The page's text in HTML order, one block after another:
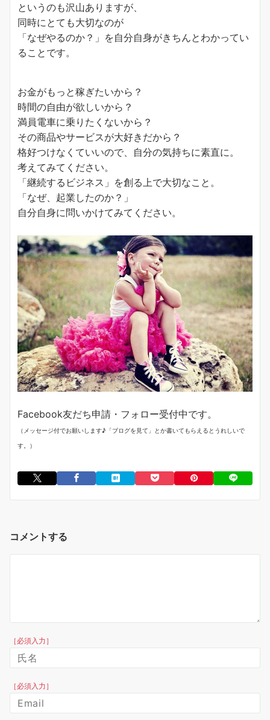
というのも沢山ありますが、
同時にとても大切なのが
「なぜやるのか？」を自分自身がきちんとわかってい
ることです。
お金がもっと稼ぎたいから？
時間の自由が欲しいから？
満員電車に乗りたくないから？
その商品やサービスが大好きだから？
格好つけなくていいので、自分の気持ちに素直に。
考えてみてください。
「継続するビジネス」を創る上で大切なこと。
「なぜ、起業したのか？」
自分自身に問いかけてみてください。
Facebook友だち申請・フォロー受付中です。
（メッセージ付でお願いします♪「ブログを見て」とか書いてもらえるとうれしいで
す。）
コメントする
［必須入力］
［必須入力］